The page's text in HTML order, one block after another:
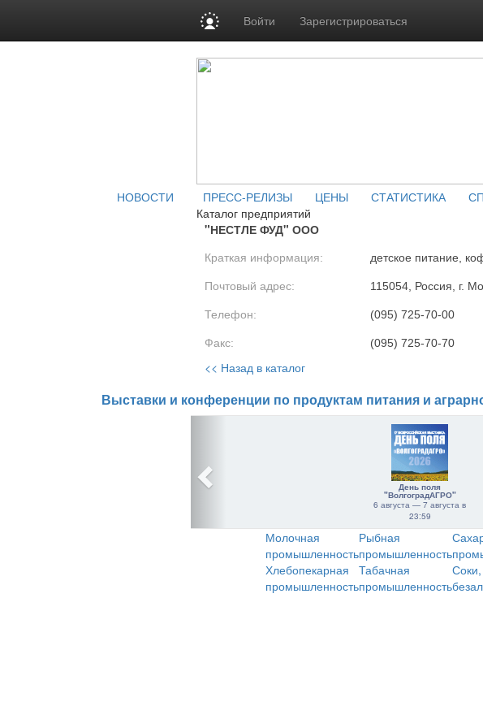
Войти Зарегистрироваться
НОВОСТИ ПРЕСС-РЕЛИЗЫ ЦЕНЫ СТАТИСТИКА
Каталог предприятий
"НЕСТЛЕ ФУД" ООО
Краткая информация: детское питание,
Почтовый адрес: 115054, Россия, г.
Телефон: (095) 725-70-00
Факс: (095) 725-70-70
<< Назад в каталог
Выставки и конференции по продуктам питания и
День поля
"ВолгоградАГРО"
6 августа — 7 августа в
23:59
Молочная
промышленность
Рыбная
промышленность
Хлебопекарная
промышленность
Табачная
промышленность